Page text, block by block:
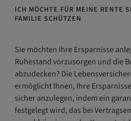
ICH MÖCHTE FÜR MEINE RENTE
FAMILIE SCHÜTZEN
Sie möchten Ihre Ersparnisse
Ruhestand vorzusorgen und die
abzudecken? Die
ermöglicht Ihnen, Ihre
sicher anzulegen, indem ein
festgelegt wird, das bei